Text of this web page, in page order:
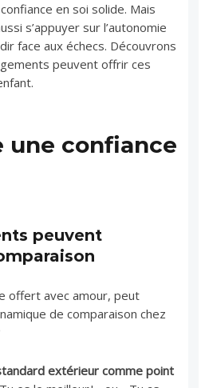
en soi solide. Mais
s’appuyer sur l’autonomie
face aux échecs. Découvrons
peuvent offrir ces
une confiance
peuvent
offert avec amour, peut
de comparaison chez
extérieur comme point